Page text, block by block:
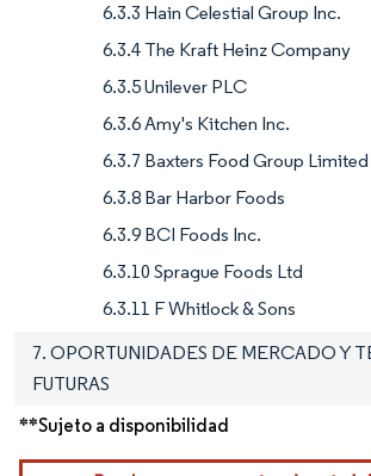
6.3.3 Hain Celestial Group Inc.
6.3.4 The Kraft Heinz Company
6.3.5 Unilever PLC
6.3.6 Amy's Kitchen Inc.
6.3.7 Baxters Food Group Limited
6.3.8 Bar Harbor Foods
6.3.9 BCI Foods Inc.
6.3.10 Sprague Foods Ltd
6.3.11 F Whitlock & Sons
7. OPORTUNIDADES DE MERCADO Y
FUTURAS
**Sujeto a disponibilidad